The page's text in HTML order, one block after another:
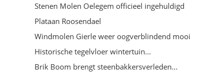
Stenen Molen Oelegem officieel ingehuldigd
Plataan Roosendael
Windmolen Gierle weer oogverblindend mooi
Historische tegelvloer wintertuin...
Brik Boom brengt steenbakkersverleden...